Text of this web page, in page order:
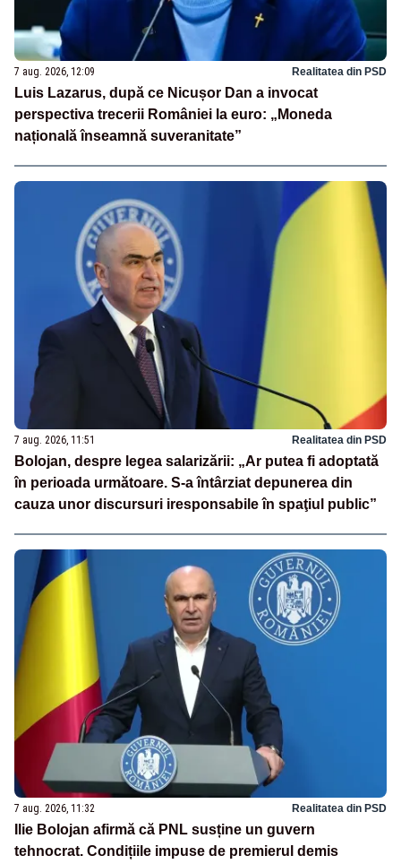
7 aug. 2026, 12:09 Realitatea din PSD
Luis Lazarus, după ce Nicușor Dan a invocat
perspectiva trecerii României la euro: „Moneda
națională înseamnă suveranitate”
7 aug. 2026, 11:51 Realitatea din PSD
Bolojan, despre legea salarizării: „Ar putea fi adoptată
în perioada următoare. S-a întârziat depunerea din
cauza unor discursuri iresponsabile în spaţiul public”
7 aug. 2026, 11:32 Realitatea din PSD
Ilie Bolojan afirmă că PNL susține un guvern
tehnocrat. Condițiile impuse de premierul demis